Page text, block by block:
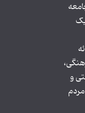
و